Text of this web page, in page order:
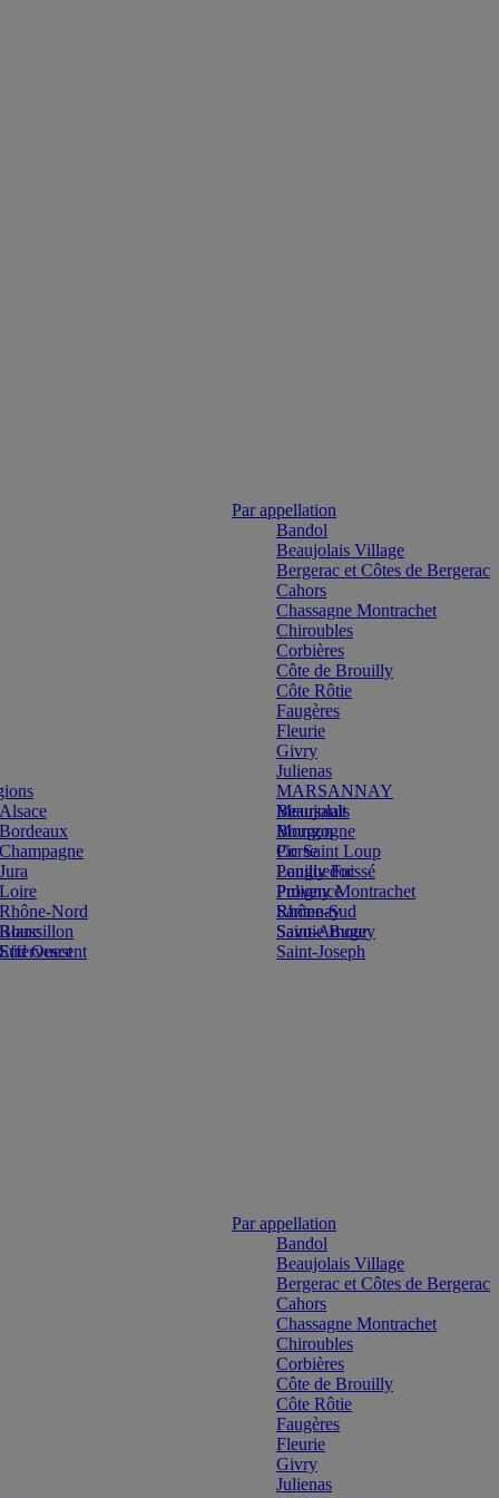
Blanc
Effervescent
Alsace
Beaujolais
Bordeaux
Bourgogne
Champagne
Corse
Jura
Languedoc
Loire
Provence
Rhône-Nord
Rhône-Sud
Roussillon
Savoie Bugey
Sud Ouest
Par appellation
Bandol
Beaujolais Village
Bergerac et Côtes de Bergerac
Cahors
Chassagne Montrachet
Chiroubles
Corbières
Côte de Brouilly
Côte Rôtie
Faugères
Fleurie
Givry
Julienas
MARSANNAY
Meursault
Morgon
Pic Saint Loup
Pouilly Fuissé
Puligny Montrachet
Santenay
Saint-Amour
Saint-Joseph
Par appellation
Bandol
Beaujolais Village
Bergerac et Côtes de Bergerac
Cahors
Chassagne Montrachet
Chiroubles
Corbières
Côte de Brouilly
Côte Rôtie
Faugères
Fleurie
Givry
Julienas